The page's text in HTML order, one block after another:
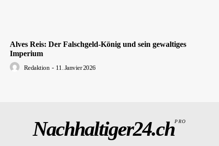
Alves Reis: Der Falschgeld-König und sein gewaltiges
Imperium
Redaktion - 11. Janvier 2026
Nachhaltiger24.chPRO